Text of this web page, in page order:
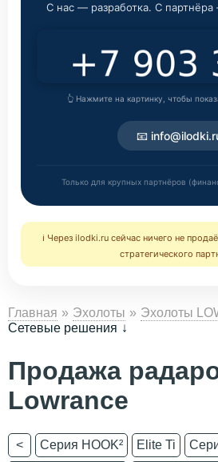
С нас — разработка. С
👆 Нажмите на картинку, чтобы
📧
Только для крупных партнёров
ℹ️ Через ilodki.ru сейчас ничего не
стратегического
Главная Эхолоты
Эхолоты
Сетевые решения
Продажа
Lowrance
< Серия HOOK² Elite Ti